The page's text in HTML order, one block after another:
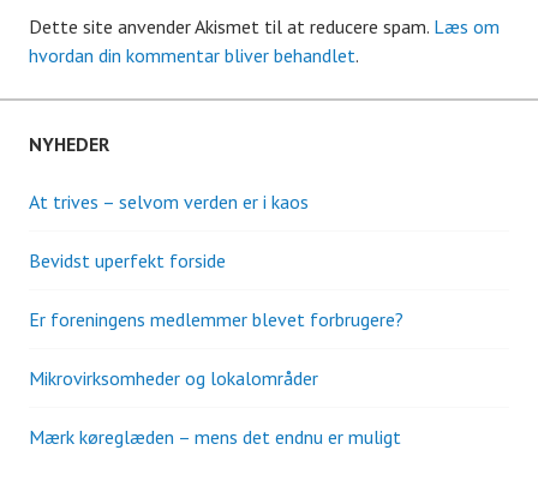
Dette site anvender Akismet til at reducere spam. Læs om
hvordan din kommentar bliver behandlet.
NYHEDER
At trives – selvom verden er i kaos
Bevidst uperfekt forside
Er foreningens medlemmer blevet forbrugere?
Mikrovirksomheder og lokalområder
Mærk køreglæden – mens det endnu er muligt